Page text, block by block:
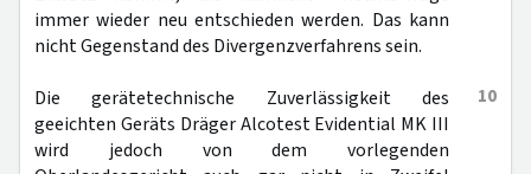
immer wieder neu entschieden werden. Das kann
nicht Gegenstand des Divergenzverfahrens sein.
10
Die gerätetechnische Zuverlässigkeit des
geeichten Geräts Dräger Alcotest Evidential MK III
wird jedoch von dem vorlegenden